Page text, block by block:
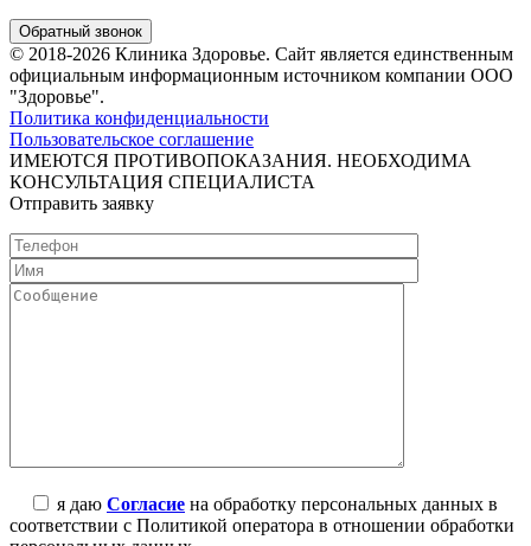
Обратный звонок
© 2018-2026 Клиника Здоровье. Cайт является единственным
официальным информационным источником компании ООО
"Здоровье".
Политика конфиденциальности
Пользовательское соглашение
ИМЕЮТСЯ ПРОТИВОПОКАЗАНИЯ. НЕОБХОДИМА
КОНСУЛЬТАЦИЯ СПЕЦИАЛИСТА
Отправить заявку
я даю Согласие на обработку персональных данных в
соответствии с Политикой оператора в отношении обработки